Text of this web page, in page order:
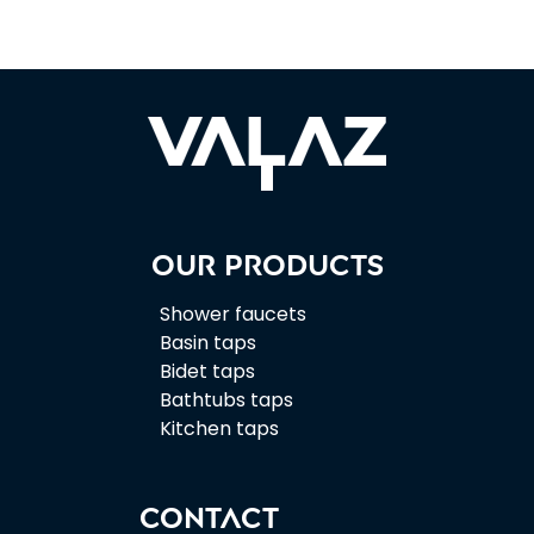
Our products
Shower faucets
Basin taps
Bidet taps
Bathtubs taps
Kitchen taps
CONTACT